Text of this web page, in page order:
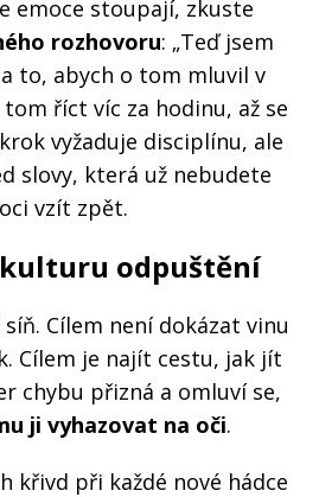
emoce stoupají, zkuste
rozhovoru: „Teď jsem
to, abych o tom mluvil v
říct víc za hodinu, až se
vyžaduje disciplínu, ale
slovy, která už nebudete
vzít zpět.
odpuštění
Cílem není dokázat vinu
Cílem je najít cestu, jak jít
chybu přizná a omluví se,
ji vyhazovat na oči.
křivd při každé nové hádce